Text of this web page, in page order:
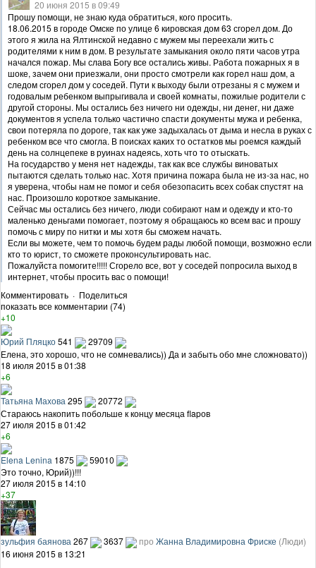
20 июня 2015 в 09:49
Прошу помощи, не знаю куда обратиться, кого просить.
18.06.2015 в городе Омске по улице 6 кировская дом 63 сгорел дом. До
этого я жила на Ялтинской недавно с мужем мы переехали жить с
родителями к ним в дом. В результате замыкания около пяти часов утра
начался пожар. Мы слава Богу все остались живы. Работа пожарных я в
шоке, зачем они приезжали, они просто смотрели как горел наш дом, а
следом сгорел дом у соседей. Пути к выходу были отрезаны я с мужем и
годовалым ребенком выпрыгивала и своей комнаты, пожилые родители с
другой стороны. Мы остались без ничего ни одежды, ни денег, ни даже
документов я успела только частично спасти документы мужа и ребенка,
свои потеряла по дороге, так как уже задыхалась от дыма и несла в руках с
ребенком все что смогла. В поисках каких то остатков мы роемся каждый
день на солнцепеке в руинах надеясь, хоть что то отыскать.
На государство у меня нет надежды, так как все службы виноватых
пытаются сделать только нас. Хотя причина пожара была не из-за нас, но
я уверена, чтобы нам не помог и себя обезопасить всех собак спустят на
нас. Произошло короткое замыкание.
Сейчас мы остались без ничего, люди собирают нам и одежду и кто-то
маленько деньгами помогает, поэтому я обращаюсь ко всем вас и прошу
помочь с миру по нитки и мы хотя бы сможем начать.
Если вы можете, чем то помочь будем рады любой помощи, возможно если
кто то юрист, то сможете проконсультировать нас.
Пожалуйста помогите!!!!! Сгорело все, вот у соседей попросила выход в
интернет, чтобы просить вас о помощи!
Комментировать · Поделиться
показать все комментарии (74)
+10
Юрий Пляцко541
29709
Елена, это хорошо, что не сомневались)) Да и забыть обо мне сложновато))
18 июля 2015 в 01:38
+6
Татьяна Махова 295
20772
Стараюсь накопить побольше к концу месяца flapов
27 июля 2015 в 01:42
+6
Elena Lenina 1875
59010
Это точно, Юрий))!!!
27 июля 2015 в 14:10
+37
зульфия баянова267 3637 про Жанна Владимировна Фриске (Люди)
16 июня 2015 в 13:21